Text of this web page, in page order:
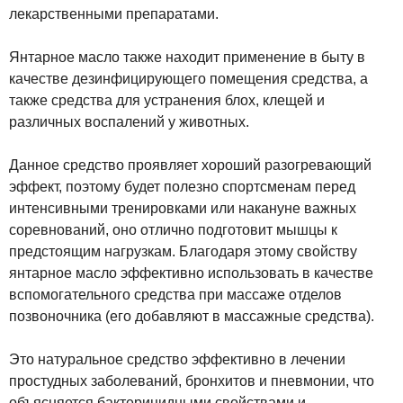
лекарственными препаратами.
Янтарное масло также находит применение в быту в
качестве дезинфицирующего помещения средства, а
также средства для устранения блох, клещей и
различных воспалений у животных.
Данное средство проявляет хороший разогревающий
эффект, поэтому будет полезно спортсменам перед
интенсивными тренировками или накануне важных
соревнований, оно отлично подготовит мышцы к
предстоящим нагрузкам. Благодаря этому свойству
янтарное масло эффективно использовать в качестве
вспомогательного средства при массаже отделов
позвоночника (его добавляют в массажные средства).
Это натуральное средство эффективно в лечении
простудных заболеваний, бронхитов и пневмонии, что